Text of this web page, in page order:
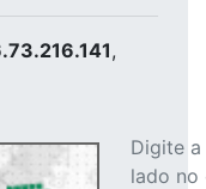
,
Digite
lado no